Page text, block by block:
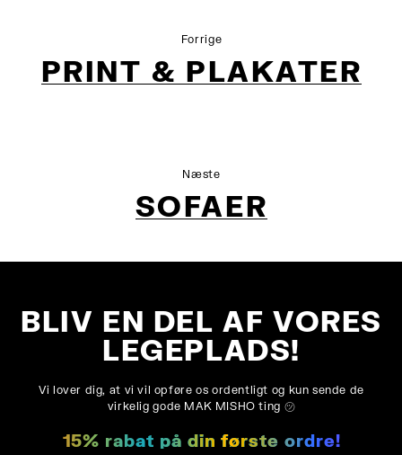
Forrige
PRINT & PLAKATER
Næste
SOFAER
BLIV EN DEL AF VORES
LEGEPLADS!
Vi lover dig, at vi vil opføre os ordentligt og kun sende de
virkelig gode MAK MISHO ting ㋡
15% rabat på din første ordre!